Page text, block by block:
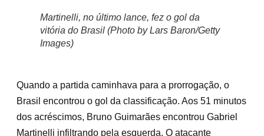
Martinelli, no último lance, fez o gol da
vitória do Brasil (Photo by Lars Baron/Getty
Images)
Quando a partida caminhava para a prorrogação, o
Brasil encontrou o gol da classificação. Aos 51 minutos
dos acréscimos, Bruno Guimarães encontrou Gabriel
Martinelli infiltrando pela esquerda. O atacante